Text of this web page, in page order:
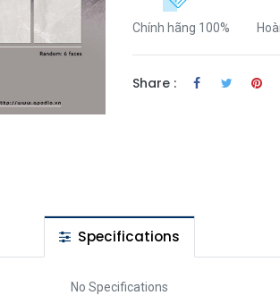
Chính hãng 100%
Share :
Specifications
No Specifications